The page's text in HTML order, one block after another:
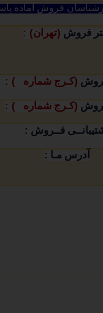
فروش آماده
فروش (تهران) :
(کـرج شماره
(کـرج شماره
فــروش :
آدرس مـا :